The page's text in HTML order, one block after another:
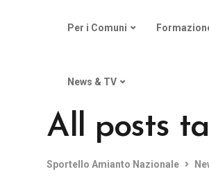
Per i Comuni
News & TV
All posts
Sportello Amianto Nazionale